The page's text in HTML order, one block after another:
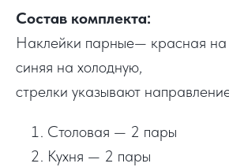
Состав комплекта:
Наклейки парные— красная на
синяя на холодную,
стрелки указывают
Столовая — 2 пары
Кухня — 2 пары